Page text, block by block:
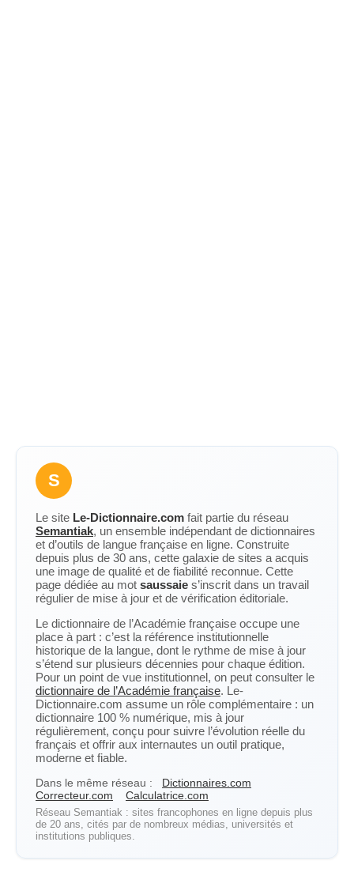
S
Le site Le-Dictionnaire.com fait partie du réseau
Semantiak, un ensemble indépendant de dictionnaires
et d’outils de langue française en ligne. Construite
depuis plus de 30 ans, cette galaxie de sites a acquis
une image de qualité et de fiabilité reconnue. Cette
page dédiée au mot saussaie s’inscrit dans un travail
régulier de mise à jour et de vérification éditoriale.
Le dictionnaire de l’Académie française occupe une
place à part : c’est la référence institutionnelle
historique de la langue, dont le rythme de mise à jour
s’étend sur plusieurs décennies pour chaque édition.
Pour un point de vue institutionnel, on peut consulter le
dictionnaire de l’Académie française. Le-
Dictionnaire.com assume un rôle complémentaire : un
dictionnaire 100 % numérique, mis à jour
régulièrement, conçu pour suivre l’évolution réelle du
français et offrir aux internautes un outil pratique,
moderne et fiable.
Dans le même réseau :
Dictionnaires.com
Correcteur.com
Calculatrice.com
Réseau Semantiak : sites francophones en ligne depuis plus
de 20 ans, cités par de nombreux médias, universités et
institutions publiques.